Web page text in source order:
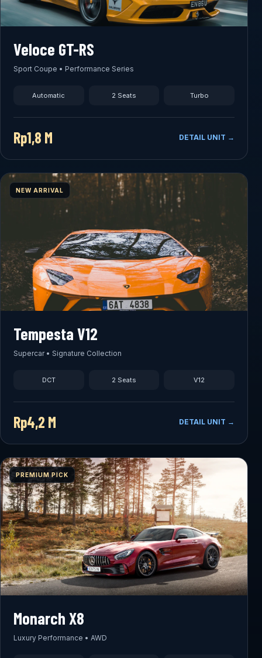
Veloce GT-RS
Sport Coupe • Performance Series
Automatic 2 Seats Turbo
Rp1,8 M DETAIL UNIT →
NEW ARRIVAL
Tempesta V12
Supercar • Signature Collection
DCT 2 Seats V12
Rp4,2 M DETAIL UNIT →
PREMIUM PICK
Monarch X8
Luxury Performance • AWD